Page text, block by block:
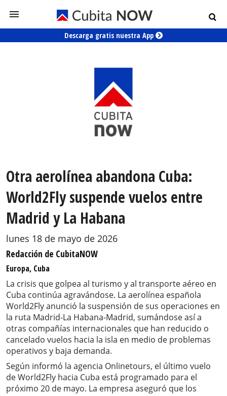
Descarga gratis nuestra App
Otra aerolínea abandona Cuba:
World2Fly suspende vuelos entre
Madrid y La Habana
lunes 18 de mayo de 2026
Redacción de CubitaNOW
Europa, Cuba
La crisis que golpea al turismo y al transporte aéreo en
Cuba continúa agravándose. La aerolínea española
World2Fly anunció la suspensión de sus operaciones en
la ruta Madrid-La Habana-Madrid, sumándose así a
otras compañías internacionales que han reducido o
cancelado vuelos hacia la isla en medio de problemas
operativos y baja demanda.
Según informó la agencia Onlinetours, el último vuelo
de World2Fly hacia Cuba está programado para el
próximo 20 de mayo. La empresa aseguró que los